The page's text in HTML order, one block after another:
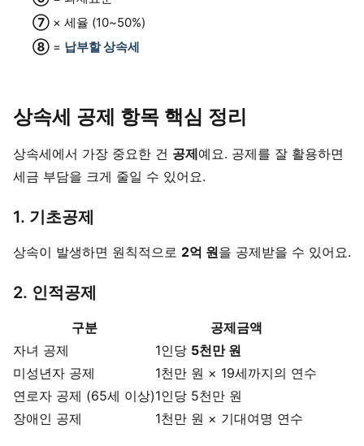
⑦ × 세율 (10~50%)
⑧ = 납부할 상속세
상속세 공제 항목 핵심 정리
상속세에서 가장 중요한 건 공제예요. 공제를 잘 활용하면
세금 부담을 크게 줄일 수 있어요.
1. 기초공제
상속이 발생하면 원칙적으로 2억 원을 공제받을 수 있어요.
2. 인적공제
구분
공제금액
자녀 공제
1인당 5천만 원
미성년자 공제
1천만 원 × 19세까지의 연수
연로자 공제 (65세 이상)1인당 5천만 원
장애인 공제
1천만 원 × 기대여명 연수